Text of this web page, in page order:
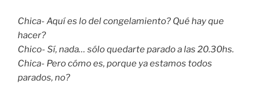
Chica- Aquí es lo del congelamiento? Qué hay que
hacer?
Chico- Sí, nada… sólo quedarte parado a las 20.30hs.
Chica- Pero cómo es, porque ya estamos todos
parados, no?